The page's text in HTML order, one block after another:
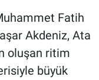
Fatih
Akdeniz, Ata
oluşan ritim
büyük